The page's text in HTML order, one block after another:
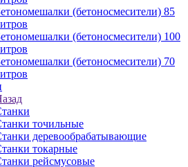
(бетоносмесители) 85
(бетоносмесители) 100
(бетоносмесители) 70
точильные
деревообрабатывающие
токарные
рейсмусовые